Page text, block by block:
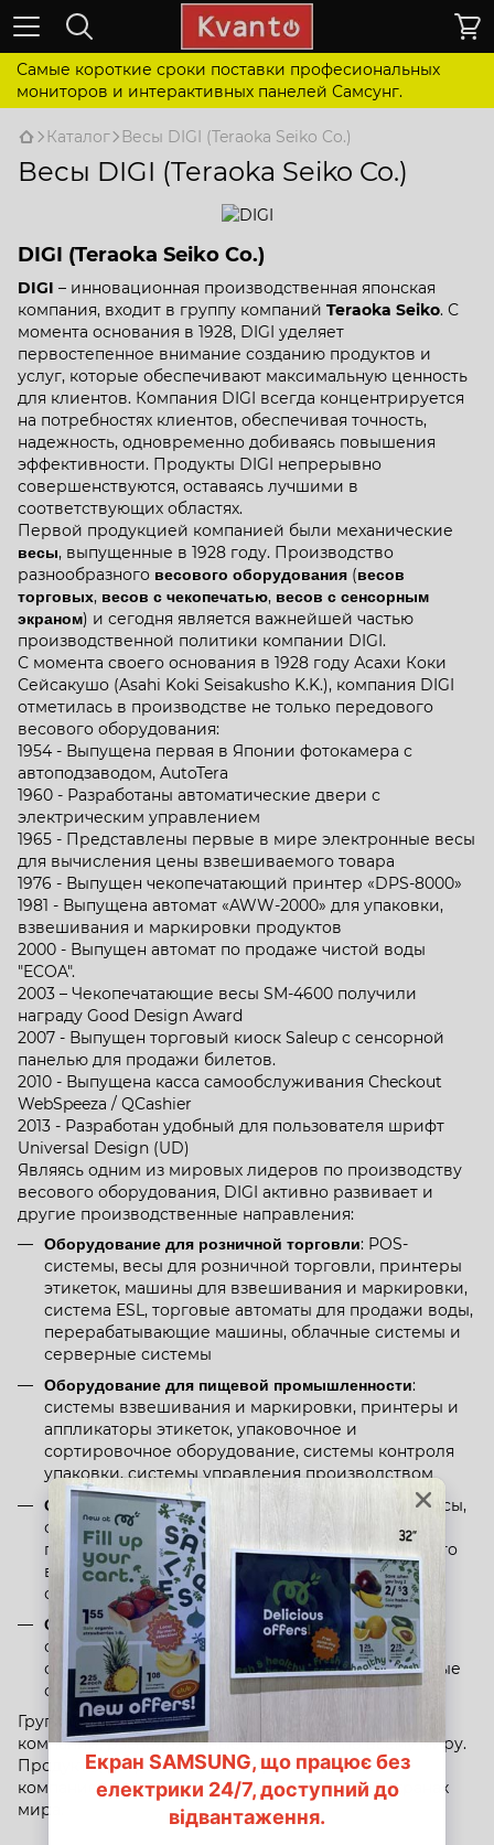
Самые короткие сроки поставки професиональных
мониторов и интерактивных панелей Самсунг.
Каталог Весы DIGI (Teraoka Seiko Co.)
Весы DIGI (Teraoka Seiko Co.)
DIGI (Teraoka Seiko Co.)
DIGI – инновационная производственная японская
компания, входит в группу компаний Teraoka Seiko. С
момента основания в 1928, DIGI уделяет
первостепенное внимание созданию продуктов и
услуг, которые обеспечивают максимальную ценность
для клиентов. Компания DIGI всегда концентрируется
на потребностях клиентов, обеспечивая точность,
надежность, одновременно добиваясь повышения
эффективности. Продукты DIGI непрерывно
совершенствуются, оставаясь лучшими в
соответствующих областях.
Первой продукцией компанией были механические
весы, выпущенные в 1928 году. Производство
разнообразного весового оборудования (весов
торговых, весов с чекопечатью, весов с сенсорным
экраном) и сегодня является важнейшей частью
производственной политики компании DIGI.
С момента своего основания в 1928 году Асахи Коки
Сейсакушо (Asahi Koki Seisakusho K.K.), компания DIGI
отметилась в производстве не только передового
весового оборудования:
1954 - Выпущена первая в Японии фотокамера с
автоподзаводом, AutoTera
1960 - Разработаны автоматические двери с
электрическим управлением
1965 - Представлены первые в мире электронные весы
для вычисления цены взвешиваемого товара
1976 - Выпущен чекопечатающий принтер «DPS-8000»
1981 - Выпущена автомат «AWW-2000» для упаковки,
взвешивания и маркировки продуктов
2000 - Выпущен автомат по продаже чистой воды
"ECOA".
2003 – Чекопечатающие весы SM-4600 получили
награду Good Design Award
2007 - Выпущен торговый киоск Saleup с сенсорной
панелью для продажи билетов.
2010 - Выпущена касса самообслуживания Checkout
WebSpeeza / QCashier
2013 - Разработан удобный для пользователя шрифт
Universal Design (UD)
Являясь одним из мировых лидеров по производству
весового оборудования, DIGI активно развивает и
другие производственные направления:
Оборудование для розничной торговли: POS-
системы, весы для розничной торговли, принтеры
этикеток, машины для взвешивания и маркировки,
система ESL, торговые автоматы для продажи воды,
перерабатывающие машины, облачные системы и
серверные системы
Оборудование для пищевой промышленности:
системы взвешивания и маркировки, принтеры и
аппликаторы этикеток, упаковочное и
сортировочное оборудование, системы контроля
упаковки, системы управления производством
Оборудование для логистики
: промышленные весы,
счетные весы, цифровые индикаторы веса,
почтовые весы, весы для определения объёмного
веса, принтеры этикеток, терминалы, системы
сбора и сортировки заказов
Оборудование для гостиничного бизнеса: POS-
системы, системы ввода заказов, система
самообслуживания, билетные автоматы, облачные
системы
Группа Teraoka Seiko, куда входит DIGI, включает 24
компании, расположенные в Японии и по всему миру.
Продукты, разработанные и произведенные
компанией DIGI, заслужили признание в 150 странах
мира.